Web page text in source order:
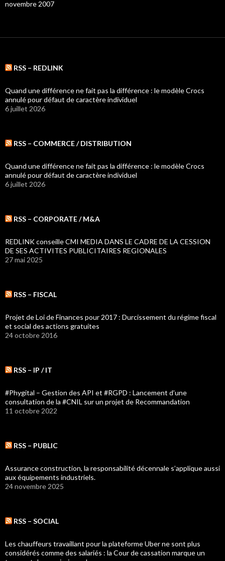
novembre 2007
RSS – REDLINK
Quand une différence ne fait pas la différence : le modèle Crocs
annulé pour défaut de caractère individuel
6 juillet 2026
RSS – COMMERCE / DISTRIBUTION
Quand une différence ne fait pas la différence : le modèle Crocs
annulé pour défaut de caractère individuel
6 juillet 2026
RSS – CORPORATE / M&A
REDLINK conseille CMI MEDIA DANS LE CADRE DE LA CESSION
DE SES ACTIVITES PUBLICITAIRES REGIONALES
27 mai 2025
RSS – FISCAL
Projet de Loi de Finances pour 2017 : Durcissement du régime fiscal
et social des actions gratuites
24 octobre 2016
RSS – IP / IT
#Phygital – Gestion des API et #RGPD : Lancement d’une
consultation de la #CNIL sur un projet de Recommandation
11 octobre 2022
RSS – PUBLIC
Assurance construction, la responsabilité décennale s’applique aussi
aux équipements industriels.
24 novembre 2025
RSS – SOCIAL
Les chauffeurs travaillant pour la plateforme Uber ne sont plus
considérés comme des salariés : la Cour de cassation marque un